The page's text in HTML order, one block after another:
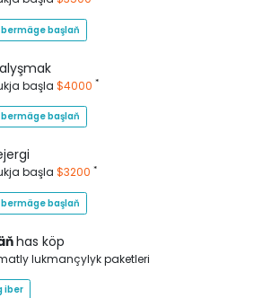
başlaň
başla $4000 *
başlaň
başla $3200 *
başlaň
has köp
lukmançylyk paketleri
iber